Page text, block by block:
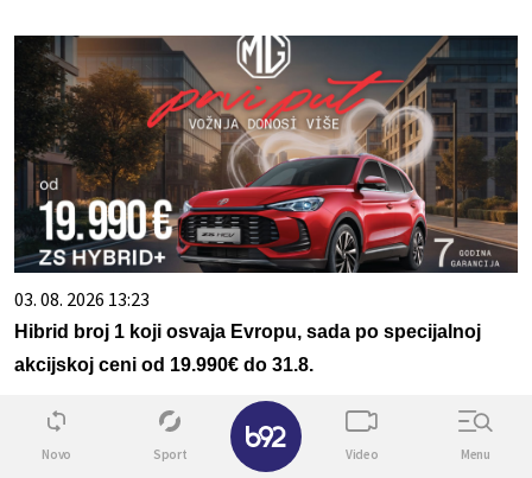
03. 08. 2026 13:23
Hibrid broj 1 koji osvaja Evropu, sada po specijalnoj
akcijskoj ceni od 19.990€ do 31.8.
Novo Sport Video Menu
✕